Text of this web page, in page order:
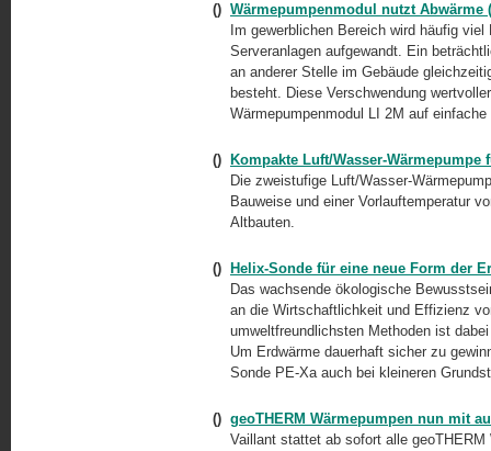
() Wärmepumpenmodul nutzt
Im gewerblichen Bereich wird häufig
Serveranlagen aufgewandt. Ein
an anderer Stelle im Gebäude
besteht. Diese Verschwendung
Wärmepumpenmodul LI 2M auf
()
Kompakte Luft/Wasser-Wärmepumpe
Die zweistufige Luft/Wasser-
Bauweise und einer Vorlauftemperatur
Altbauten.
()
Helix-Sonde für eine neue Form der
Das wachsende ökologische
an die Wirtschaftlichkeit und Effizienz
umweltfreundlichsten Methoden ist
Um Erdwärme dauerhaft sicher zu
Sonde PE-Xa auch bei kleineren
() geoTHERM Wärmepumpen nun mit
Vaillant stattet ab sofort alle